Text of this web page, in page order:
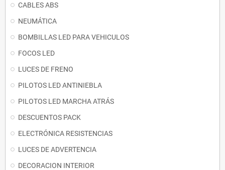
CABLES ABS
NEUMÁTICA
BOMBILLAS LED PARA VEHICULOS
FOCOS LED
LUCES DE FRENO
PILOTOS LED ANTINIEBLA
PILOTOS LED MARCHA ATRÁS
DESCUENTOS PACK
ELECTRÓNICA RESISTENCIAS
LUCES DE ADVERTENCIA
DECORACION INTERIOR